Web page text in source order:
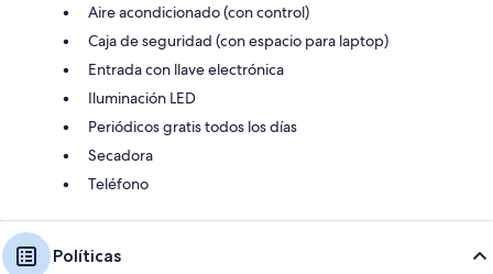
Aire acondicionado (con control)
Caja de seguridad (con espacio para laptop)
Entrada con llave electrónica
Iluminación LED
Periódicos gratis todos los días
Secadora
Teléfono
Políticas